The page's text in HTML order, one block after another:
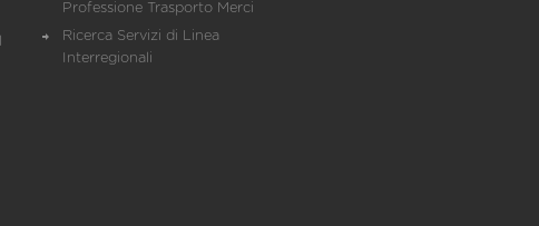
Professione Trasporto Merci
Ricerca Servizi di Linea
Interregionali